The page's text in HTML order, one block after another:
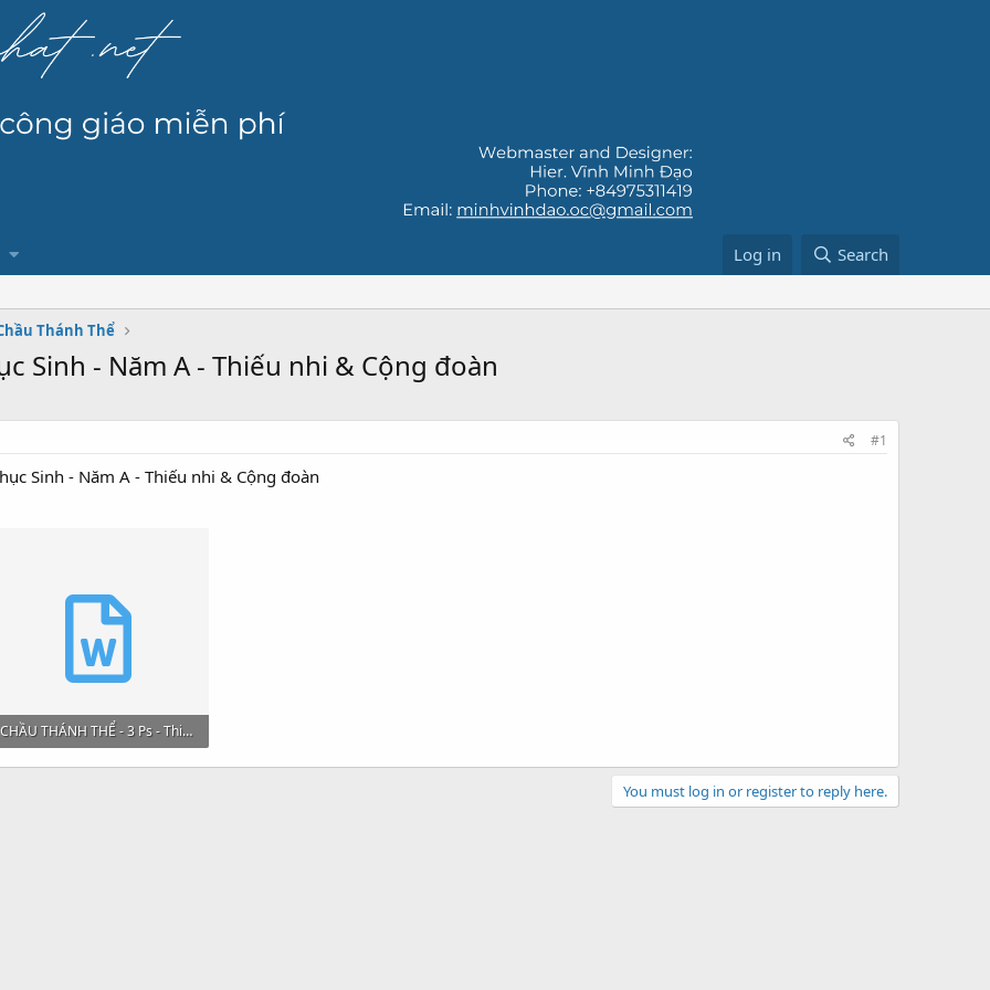
Log in Search
Thánh Thể
Sinh - Năm A - Thiếu nhi & Cộng đoàn
#1
Sinh - Năm A - Thiếu nhi & Cộng đoàn
CHẦU THÁNH THỂ - 3 Ps - Thieu nhi.docx
18.6 KB · Views: 65
You must log in or register to reply here.